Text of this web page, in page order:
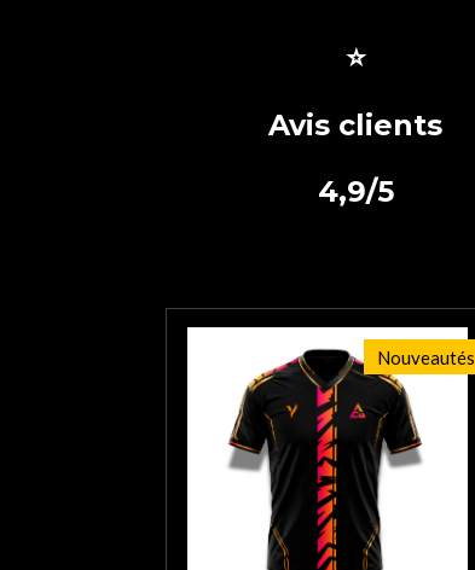
⭐
Avis clients
4,9/5
Nouveautés